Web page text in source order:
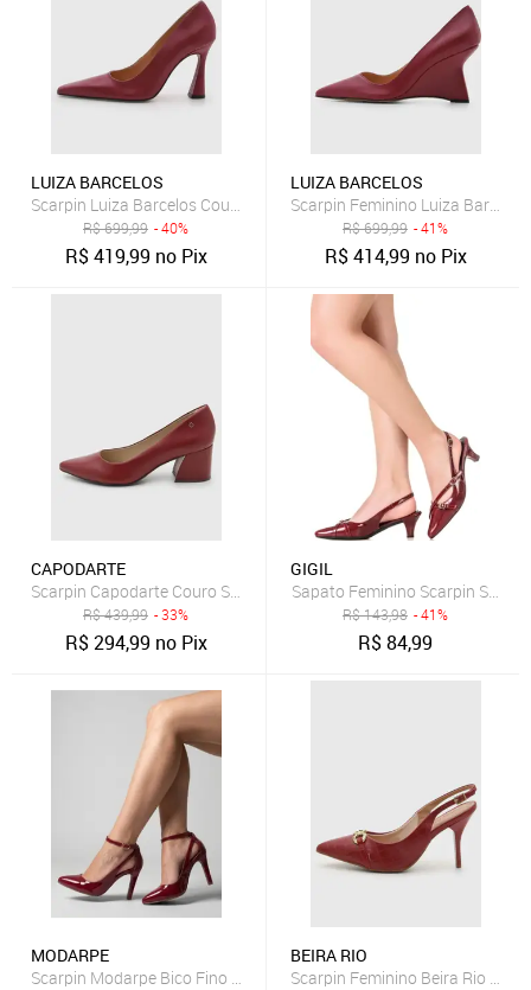
LUIZA BARCELOS
Scarpin Luiza Barcelos Couro Salto Alto Rubi
R$699,99 - 40%
R$419,99 no Pix
LUIZA BARCELOS
Scarpin Feminino Luiza
R$699,99 - 41%
R$414,99 no Pix
CAPODARTE
Scarpin Capodarte Couro Salto Bloco Vermelho
R$439,99 - 33%
R$294,99 no Pix
GIGIL
Sapato Feminino Scarpin
R$143,98 - 41%
R$84,99
MODARPE
Scarpin Modarpe Bico Fino Palmilha Confort Cereja Verniz S10
BEIRA RIO
Scarpin Feminino Beira Rio